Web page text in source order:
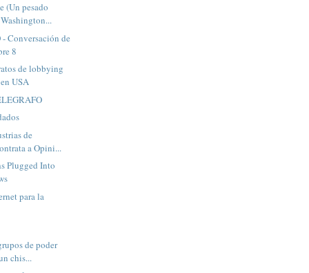
(Un pesado
Conversación de
8
de lobbying
USA
de
a Opini...
Plugged Into
para la
de poder
chis...